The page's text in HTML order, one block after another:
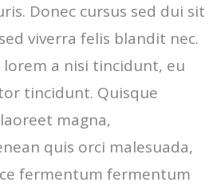
Donec cursus sed dui sit
viverra felis blandit nec.
a nisi tincidunt, eu
tincidunt. Quisque
magna,
quis orci malesuada,
fermentum fermentum